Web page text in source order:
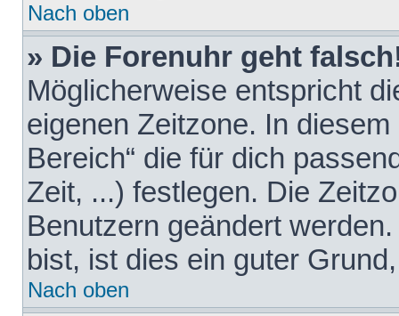
Nach oben
» Die Forenuhr geht
Möglicherweise entspricht
eigenen Zeitzone. In
Bereich“ die für dich
Zeit, ...) festlegen. Die
Benutzern geändert
bist, ist dies ein guter
Nach oben